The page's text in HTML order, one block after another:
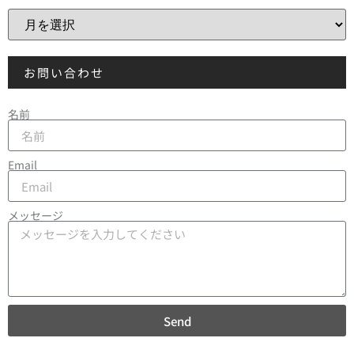
お問い合わせ
名前
Email
メッセージ
Send